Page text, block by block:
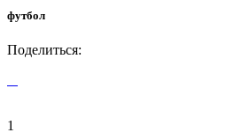
футбол
Поделиться:
1